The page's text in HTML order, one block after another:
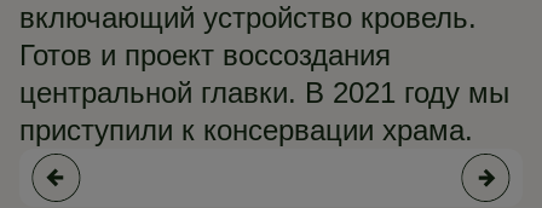
включающий устройство кровель.
Готов и проект воссоздания
центральной главки. В 2021 году мы
приступили к консервации храма.